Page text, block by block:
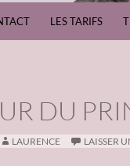
LES TARIFS
DU
LAURENCE LAISSER